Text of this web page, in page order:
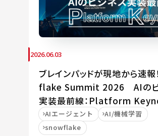
2026.06.03
ブレインパッドが現地から速
flake Summit 2026 AIのビ
実装最前線：Platform
AIエージェント
AI/機械学習
snowflake